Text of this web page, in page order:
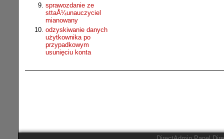
sprawozdanie ze
sttaÅ¼unauczyciel
mianowany
odzyskiwanie danych
użytkownika po
przypadkowym
usunięciu konta